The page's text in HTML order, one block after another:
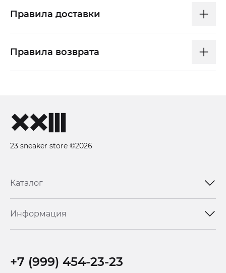
Правила доставки
Правила возврата
23 sneaker store ©2026
Каталог
Информация
+7 (999) 454-23-23